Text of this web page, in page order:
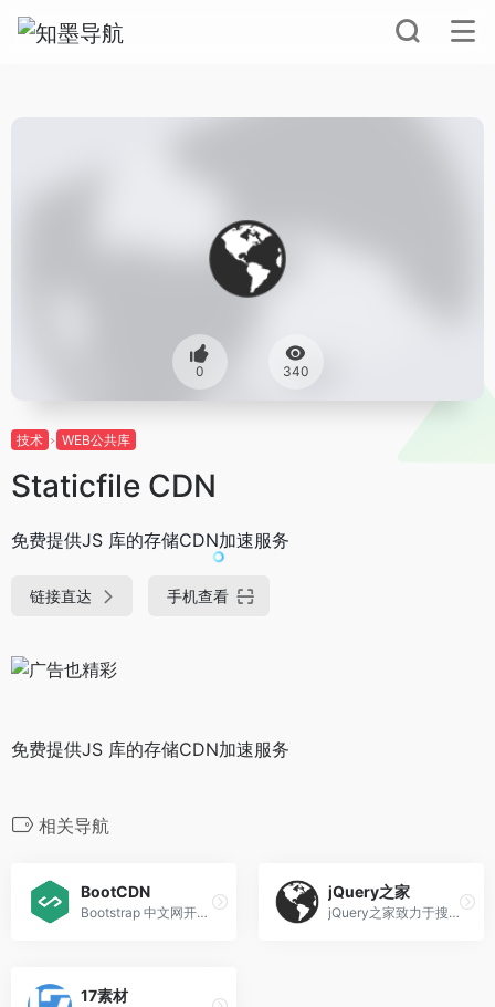
0 340
技术 WEB公共库
Staticfile CDN
免费提供JS 库的存储CDN加速服务
链接直达 手机查看
免费提供JS 库的存储CDN加速服务
相关导航
BootCDN
Bootstrap 中文网开源项目免费 CDN 加速服务
jQuery之家
jQuery之家致力于搜集和整理各种jQuery插件,jQuery特效,jquery ui,jQuery 教程,JS特效,网页特效,以及各种html5,css3动画和效果,为前端开发者提供最全面的网页开发素材。
17素材